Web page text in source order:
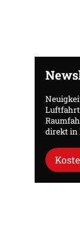
direkt in